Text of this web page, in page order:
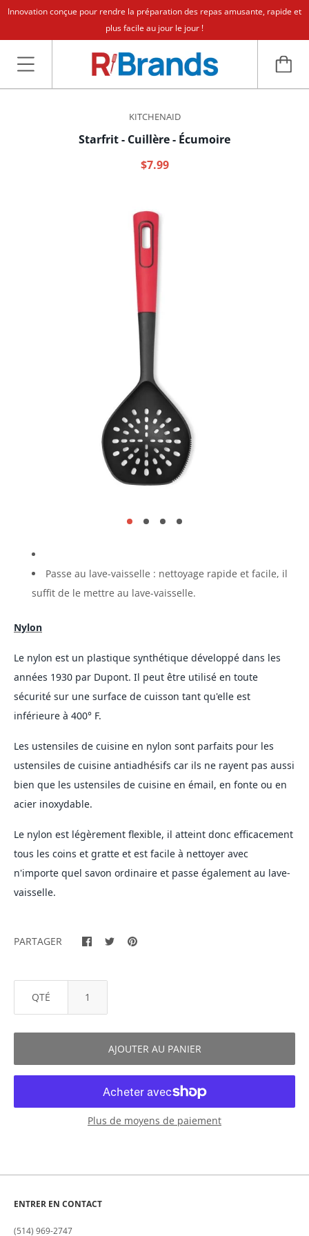
Innovation conçue pour rendre la préparation des repas amusante, rapide et
plus facile au jour le jour !
KITCHENAID
Starfrit - Cuillère - Écumoire
$7.99
Passe au lave-vaisselle : nettoyage rapide et facile, il
suffit de le mettre au lave-vaisselle.
Nylon
Le nylon est un plastique synthétique développé dans les
années 1930 par Dupont. Il peut être utilisé en toute
sécurité sur une surface de cuisson tant qu'elle est
inférieure à 400° F.
Les ustensiles de cuisine en nylon sont parfaits pour les
ustensiles de cuisine antiadhésifs car ils ne rayent pas aussi
bien que les ustensiles de cuisine en émail, en fonte ou en
acier inoxydable.
Le nylon est légèrement flexible, il atteint donc efficacement
tous les coins et gratte et est facile à nettoyer avec
n'importe quel savon ordinaire et passe également au lave-
vaisselle.
PARTAGER
QTÉ
AJOUTER AU PANIER
Plus de moyens de paiement
ENTRER EN CONTACT
(514) 969-2747